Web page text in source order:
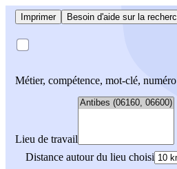
Imprimer Besoin d'aide sur la
Métier, compétence, mot-clé,
Lieu de travail
Distance autour du lieu choisi